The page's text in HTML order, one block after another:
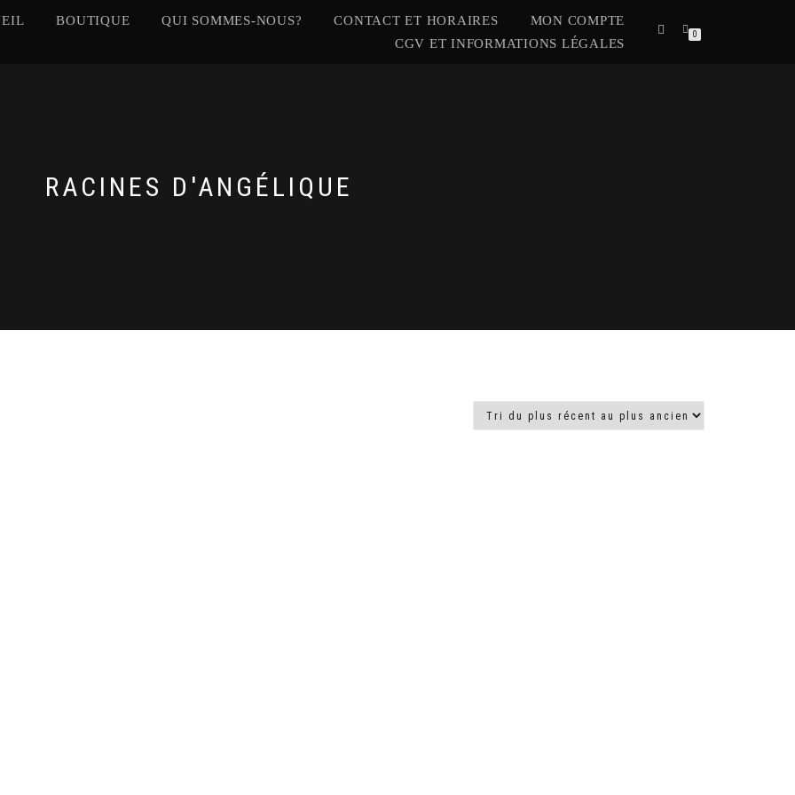
BOUTIQUE QUI SOMMES-NOUS? CONTACT ET HORAIRES
MON COMPTE
CGV ET INFORMATIONS LÉGALES
0
RACINES D'ANGÉLIQUE